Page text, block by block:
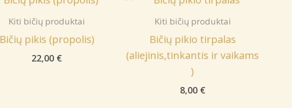
Kiti bičių produktai
Bičių pikis (propolis)
22,00 €
Kiti bičių produktai
Bičių pikio tirpalas
(aliejinis,tinkantis ir vaikams
)
8,00 €